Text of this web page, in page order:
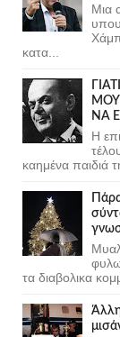
Μια
κατα...
ΜΟΥ
ΝΑ
Η
καημένα παιδιά
τα διαβολικα